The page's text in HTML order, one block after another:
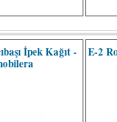
İpek Kağıt -
E-2